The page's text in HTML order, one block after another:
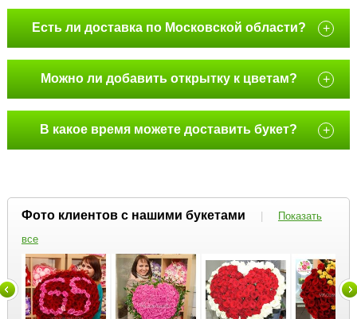
Есть ли доставка по Московской области? +
Можно ли добавить открытку к цветам? +
В какое время можете доставить букет? +
Фото клиентов с нашими букетами |
Показать
все